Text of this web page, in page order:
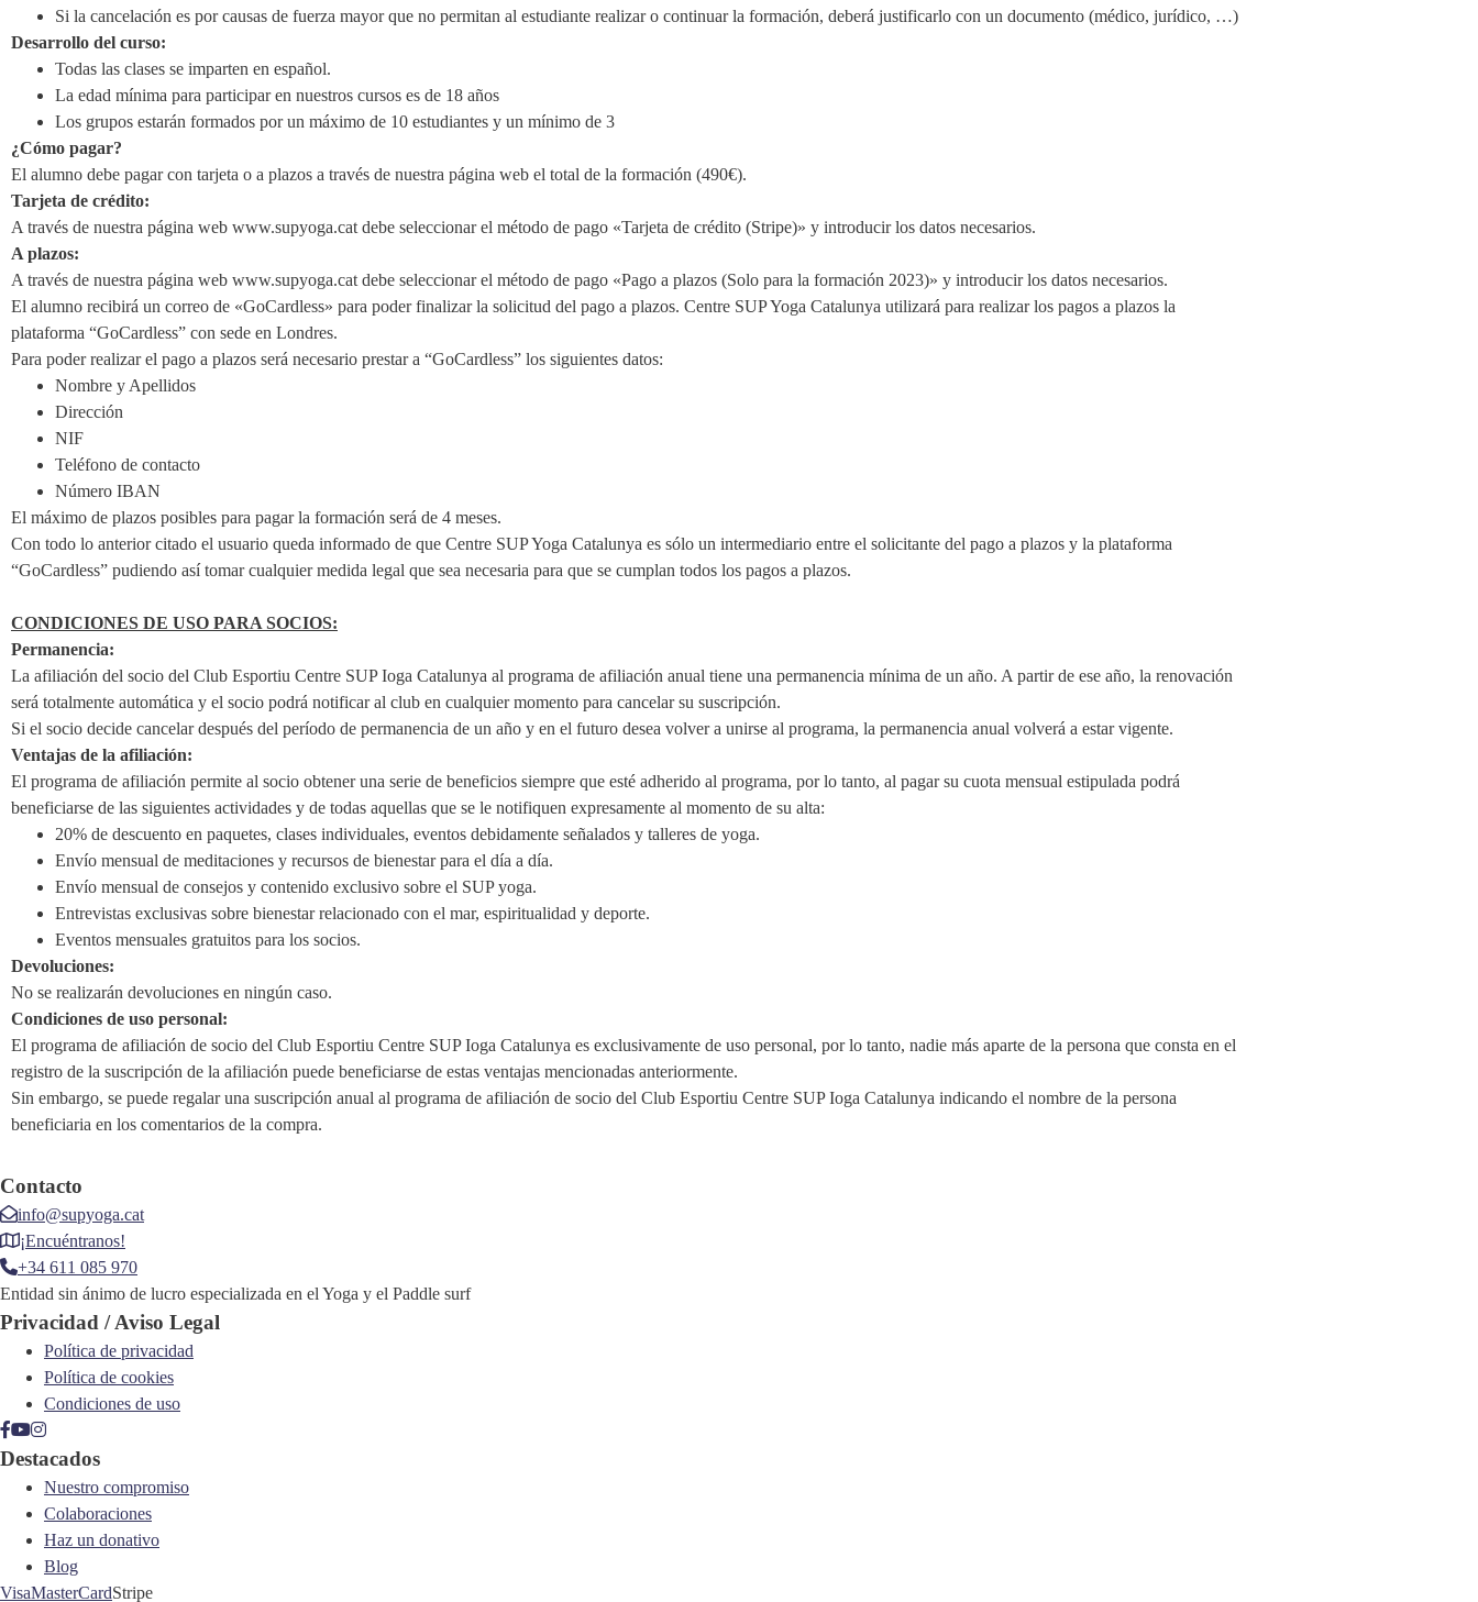
Si la cancelación es por causas de fuerza mayor que no permitan al estudiante realizar o continuar la formación, deberá justificarlo con un documento (médico, jurídico, …)
Desarrollo del curso:
Todas las clases se imparten en español.
La edad mínima para participar en nuestros cursos es de 18 años
Los grupos estarán formados por un máximo de 10 estudiantes y un mínimo de 3
¿Cómo pagar?
El alumno debe pagar con tarjeta o a plazos a través de nuestra página web el total de la formación (490€).
Tarjeta de crédito:
A través de nuestra página web www.supyoga.cat debe seleccionar el método de pago «Tarjeta de crédito (Stripe)» y introducir los datos necesarios.
A plazos:
A través de nuestra página web www.supyoga.cat debe seleccionar el método de pago «Pago a plazos (Solo para la formación 2023)» y introducir los datos necesarios.
El alumno recibirá un correo de «GoCardless» para poder finalizar la solicitud del pago a plazos. Centre SUP Yoga Catalunya utilizará para realizar los pagos a plazos la
plataforma “GoCardless” con sede en Londres.
Para poder realizar el pago a plazos será necesario prestar a “GoCardless” los siguientes datos:
Nombre y Apellidos
Dirección
NIF
Teléfono de contacto
Número IBAN
El máximo de plazos posibles para pagar la formación será de 4 meses.
Con todo lo anterior citado el usuario queda informado de que Centre SUP Yoga Catalunya es sólo un intermediario entre el solicitante del pago a plazos y la plataforma
“GoCardless” pudiendo así tomar cualquier medida legal que sea necesaria para que se cumplan todos los pagos a plazos.
CONDICIONES DE USO PARA SOCIOS:
Permanencia:
La afiliación del socio del Club Esportiu Centre SUP Ioga Catalunya al programa de afiliación anual tiene una permanencia mínima de un año. A partir de ese año, la renovación
será totalmente automática y el socio podrá notificar al club en cualquier momento para cancelar su suscripción.
Si el socio decide cancelar después del período de permanencia de un año y en el futuro desea volver a unirse al programa, la permanencia anual volverá a estar vigente.
Ventajas de la afiliación:
El programa de afiliación permite al socio obtener una serie de beneficios siempre que esté adherido al programa, por lo tanto, al pagar su cuota mensual estipulada podrá
beneficiarse de las siguientes actividades y de todas aquellas que se le notifiquen expresamente al momento de su alta:
20% de descuento en paquetes, clases individuales, eventos debidamente señalados y talleres de yoga.
Envío mensual de meditaciones y recursos de bienestar para el día a día.
Envío mensual de consejos y contenido exclusivo sobre el SUP yoga.
Entrevistas exclusivas sobre bienestar relacionado con el mar, espiritualidad y deporte.
Eventos mensuales gratuitos para los socios.
Devoluciones:
No se realizarán devoluciones en ningún caso.
Condiciones de uso personal:
El programa de afiliación de socio del Club Esportiu Centre SUP Ioga Catalunya es exclusivamente de uso personal, por lo tanto, nadie más aparte de la persona que consta en el
registro de la suscripción de la afiliación puede beneficiarse de estas ventajas mencionadas anteriormente.
Sin embargo, se puede regalar una suscripción anual al programa de afiliación de socio del Club Esportiu Centre SUP Ioga Catalunya indicando el nombre de la persona
beneficiaria en los comentarios de la compra.
Contacto
info@supyoga.cat
¡Encuéntranos!
+34 611 085 970
Entidad sin ánimo de lucro especializada en el Yoga y el Paddle surf
Privacidad / Aviso Legal
Política de privacidad
Política de cookies
Condiciones de uso
Destacados
Nuestro compromiso
Colaboraciones
Haz un donativo
Blog
VisaMasterCardStripe